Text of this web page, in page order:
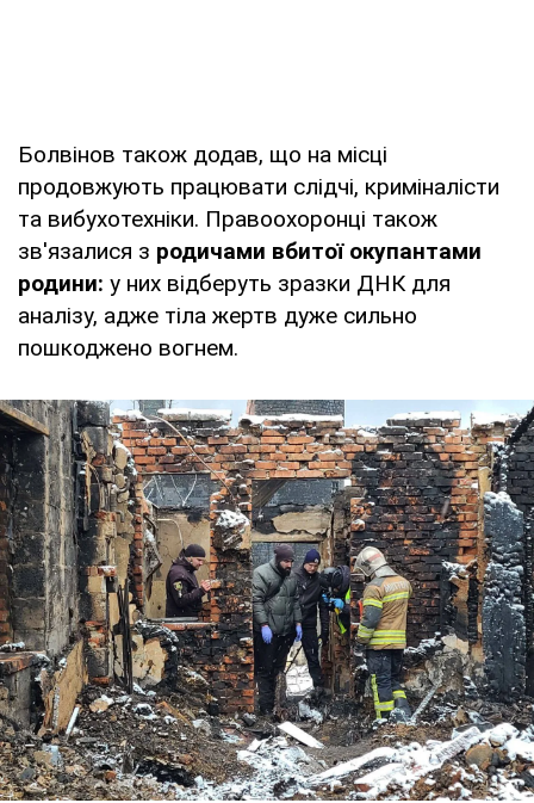
Болвінов також додав, що на місці
продовжують працювати слідчі, криміналісти
та вибухотехніки. Правоохоронці також
зв'язалися з родичами вбитої окупантами
родини: у них відберуть зразки ДНК для
аналізу, адже тіла жертв дуже сильно
пошкоджено вогнем.